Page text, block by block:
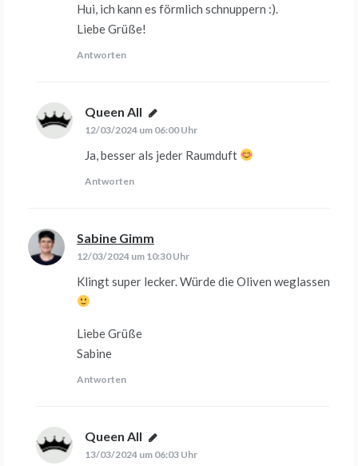
Hui, ich kann es förmlich schnuppern :).
Liebe Grüße!
Antworten
Queen All sagt:
12/03/2024 um 06:00 Uhr
Ja, besser als jeder Raumduft
Antworten
Sabine Gimm
12/03/2024 um 10:30 Uhr
Klingt super lecker. Würde die Oliven weglassen
Liebe Grüße
Sabine
Antworten
Queen All sagt:
13/03/2024 um 06:03 Uhr